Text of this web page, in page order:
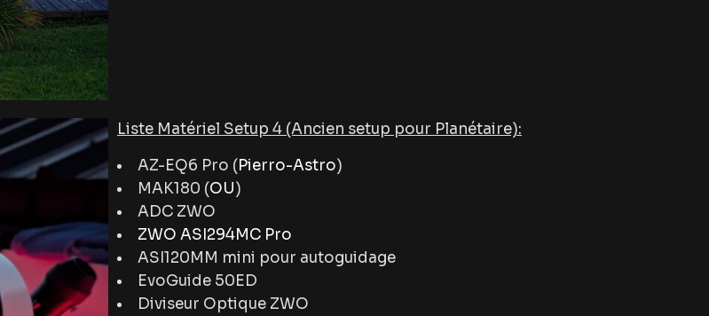
Liste Matériel Setup 4 (Ancien setup pour Planétaire):
AZ-EQ6 Pro (Pierro-Astro)
MAK180 (OU)
ADC ZWO
ZWO ASI294MC Pro
ASI120MM mini pour autoguidage
EvoGuide 50ED
Diviseur Optique ZWO